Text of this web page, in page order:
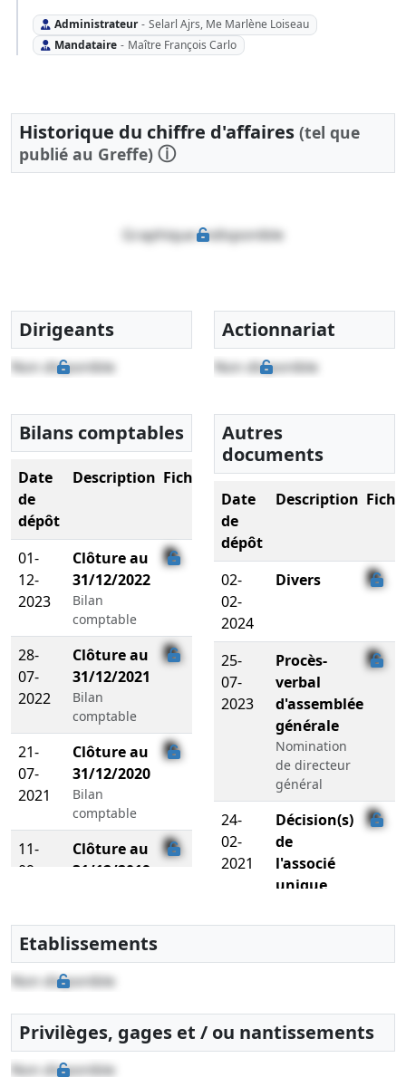
Administrateur - Selarl Ajrs, Me Marlène Loiseau
Mandataire - Maître François Carlo
Historique du chiffre d'affaires (tel que
publié au Greffe) ⓘ
Graphique indisponible
Dirigeants
Non disponible
Actionnariat
Non disponible
Bilans comptables
Date
de
dépôt
Description Fichier
01-
12-
2023
Clôture au
31/12/2022
Bilan
comptable
28-
07-
2022
Clôture au
31/12/2021
Bilan
comptable
21-
07-
2021
Clôture au
31/12/2020
Bilan
comptable
11-
09-
Clôture au
31/12/2019
15-
07-
2019
Clôture au
31/12/2018
Bilan
19-
07-
Clôture au
31/12/2017
Autres
documents
Date
de
dépôt
Description
02-
02-
2024
Divers
25-
07-
2023
Procès-
verbal
d'assemblée
générale
Nomination
de directeur
général
24-
02-
2021
Décision(s)
de
l'associé
unique
14-
2021
Procès-
d'assemblée
26-
07-
Procès-
verbal
Etablissements
Non disponible
Privilèges, gages et / ou nantissements
Non disponible